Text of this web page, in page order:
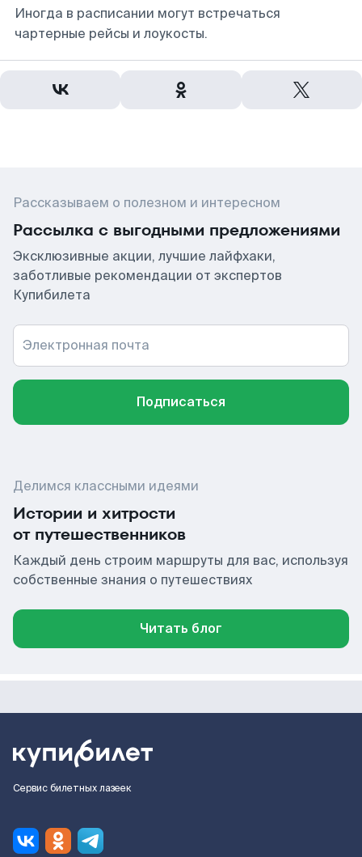
Иногда в расписании могут встречаться
чартерные рейсы и лоукосты.
Рассказываем о полезном и интересном
Рассылка с выгодными предложениями
Эксклюзивные акции, лучшие лайфхаки,
заботливые рекомендации от экспертов
Купибилета
Электронная почта
Подписаться
Делимся классными идеями
Истории и хитрости
от путешественников
Каждый день строим маршруты для вас, используя
собственные знания о путешествиях
Читать блог
Сервис билетных лазеек